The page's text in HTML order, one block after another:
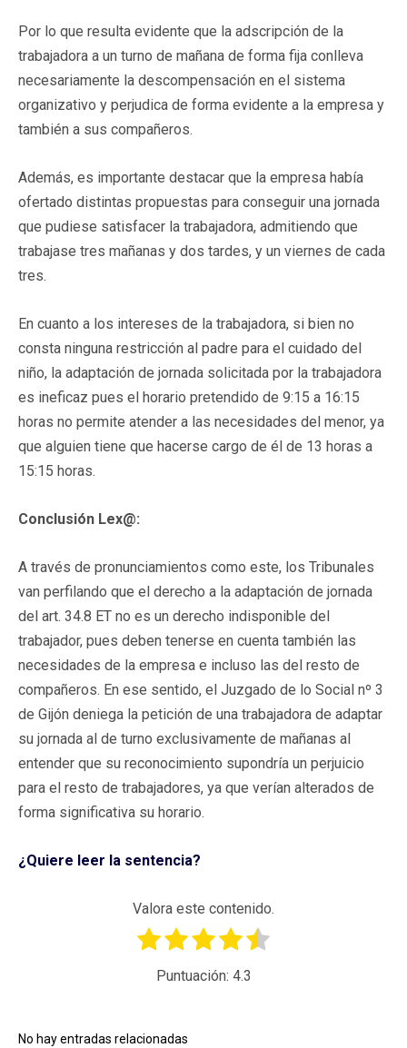
Por lo que resulta evidente que la adscripción de la
trabajadora a un turno de mañana de forma fija conlleva
necesariamente la descompensación en el sistema
organizativo y perjudica de forma evidente a la empresa y
también a sus compañeros.
Además, es importante destacar que la empresa había
ofertado distintas propuestas para conseguir una jornada
que pudiese satisfacer la trabajadora, admitiendo que
trabajase tres mañanas y dos tardes, y un viernes de cada
tres.
En cuanto a los intereses de la trabajadora, si bien no
consta ninguna restricción al padre para el cuidado del
niño, la adaptación de jornada solicitada por la trabajadora
es ineficaz pues el horario pretendido de 9:15 a 16:15
horas no permite atender a las necesidades del menor, ya
que alguien tiene que hacerse cargo de él de 13 horas a
15:15 horas.
Conclusión Lex@:
A través de pronunciamientos como este, los Tribunales
van perfilando que el derecho a la adaptación de jornada
del art. 34.8 ET no es un derecho indisponible del
trabajador, pues deben tenerse en cuenta también las
necesidades de la empresa e incluso las del resto de
compañeros. En ese sentido, el Juzgado de lo Social nº 3
de Gijón deniega la petición de una trabajadora de adaptar
su jornada al de turno exclusivamente de mañanas al
entender que su reconocimiento supondría un perjuicio
para el resto de trabajadores, ya que verían alterados de
forma significativa su horario.
¿Quiere leer la sentencia?
Valora este contenido.
Puntuación: 4.3
No hay entradas relacionadas